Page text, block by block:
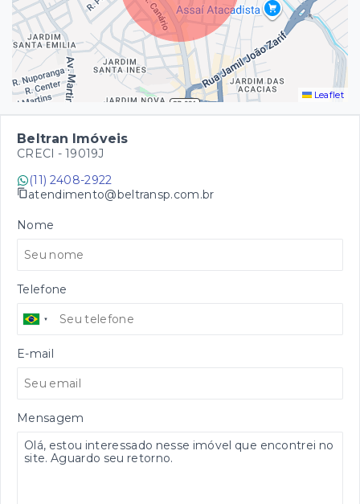
Leaflet
Beltran Imóveis
CRECI - 19019J
(11) 2408-2922
atendimento@beltransp.com.br
Nome
Telefone
E-mail
Mensagem